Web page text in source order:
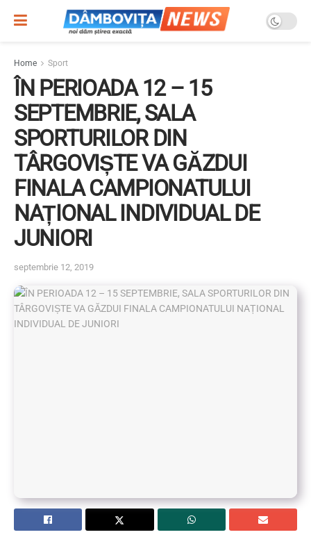
Home Sport
ÎN PERIOADA 12 – 15
SEPTEMBRIE, SALA
SPORTURILOR DIN
TÂRGOVIȘTE VA GĂZDUI
FINALA CAMPIONATULUI
NAȚIONAL INDIVIDUAL DE
JUNIORI
septembrie 12, 2019